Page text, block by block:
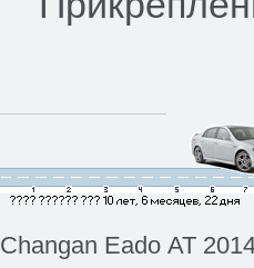
Changan Eado АТ